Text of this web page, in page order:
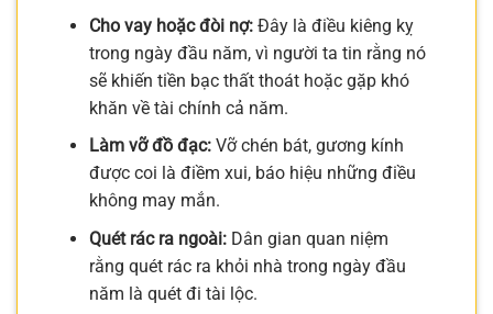
Cho vay hoặc đòi nợ:Đây là điều kiêng kỵ
trong ngày đầu năm, vì người ta tin rằng nó
sẽ khiến tiền bạc thất thoát hoặc gặp khó
khăn về tài chính cả năm.
Làm vỡ đồ đạc:Vỡ chén bát, gương kính
được coi là điềm xui, báo hiệu những điều
không may mắn.
Quét rác ra ngoài:Dân gian quan niệm
rằng quét rác ra khỏi nhà trong ngày đầu
năm là quét đi tài lộc.